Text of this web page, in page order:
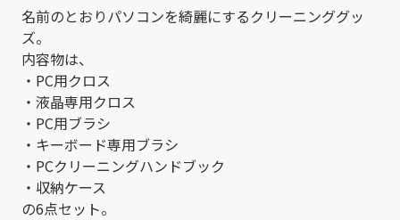
名前のとおりパソコンを綺麗にするクリーニンググッ
ズ。
内容物は、
・PC用クロス
・液晶専用クロス
・PC用ブラシ
・キーボード専用ブラシ
・PCクリーニングハンドブック
・収納ケース
の6点セット。